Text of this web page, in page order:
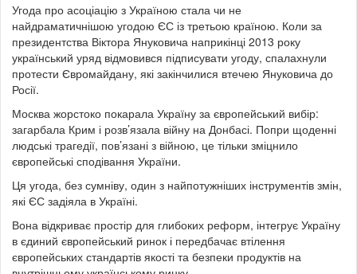
Угода про асоціацію з Україною стала чи не
найдраматичнішою угодою ЄС із третьою країною. Коли за
президентства Віктора Януковича наприкінці 2013 року
український уряд відмовився підписувати угоду, спалахнули
протести Євромайдану, які закінчилися втечею Януковича до
Росії.
Москва жорстоко покарала Україну за європейський вибір:
загарбала Крим і розв’язала війну на Донбасі. Попри щоденні
людські трагедії, пов’язані з війною, це тільки зміцнило
європейські сподівання України.
Ця угода, без сумніву, один з найпотужніших інструментів змін,
які ЄС задіяла в Україні.
Вона відкриває простір для глибоких реформ, інтегрує Україну
в єдиний європейський ринок і передбачає втілення
європейських стандартів якості та безпеки продуктів на